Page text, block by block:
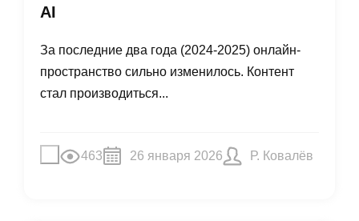
AI
За последние два года (2024-2025) онлайн-
пространство сильно изменилось. Контент
стал производиться...
463 26 января 2026 Р. Ковалёв